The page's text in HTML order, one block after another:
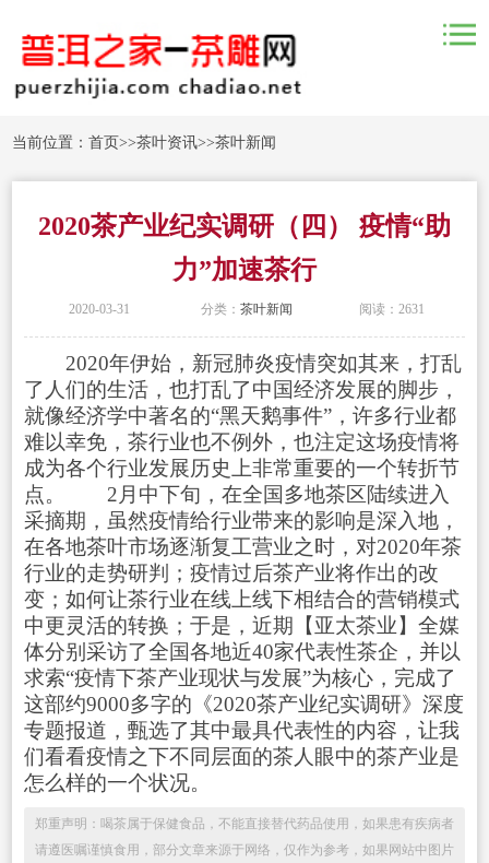
当前位置：首页>>茶叶资讯>>茶叶新闻
2020茶产业纪实调研（四） 疫情“助
力”加速茶行
2020-03-31 分类： 茶叶新闻 阅读：2631
2020年伊始，新冠肺炎疫情突如其来，打乱
了人们的生活，也打乱了中国经济发展的脚步，
就像经济学中著名的“黑天鹅事件”，许多行业都
难以幸免，茶行业也不例外，也注定这场疫情将
成为各个行业发展历史上非常重要的一个转折节
点。 2月中下旬，在全国多地茶区陆续进入
采摘期，虽然疫情给行业带来的影响是深入地，
在各地茶叶市场逐渐复工营业之时，对2020年茶
行业的走势研判；疫情过后茶产业将作出的改
变；如何让茶行业在线上线下相结合的营销模式
中更灵活的转换；于是，近期【亚太茶业】全媒
体分别采访了全国各地近40家代表性茶企，并以
求索“疫情下茶产业现状与发展”为核心，完成了
这部约9000多字的《2020茶产业纪实调研》深度
专题报道，甄选了其中最具代表性的内容，让我
们看看疫情之下不同层面的茶人眼中的茶产业是
怎么样的一个状况。
郑重声明：喝茶属于保健食品，不能直接替代药品使用，如果患有疾病者
请遵医嘱谨慎食用，部分文章来源于网络，仅作为参考，如果网站中图片